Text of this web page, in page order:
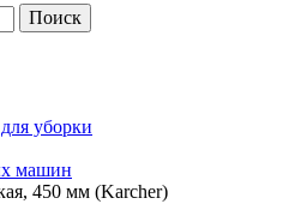
Поиск
уборки
машин
450 мм (Karcher)